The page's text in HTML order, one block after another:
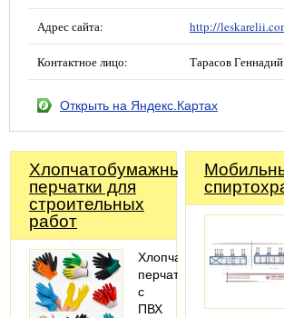
Адрес сайта: http://
Контактное лицо: Тарасов Геннадий
Открыть на Яндекс.Картах
Хлопчатобумажные
перчатки для
строительных
работ
Хлопчатобумажные
перчатки
с
ПВХ